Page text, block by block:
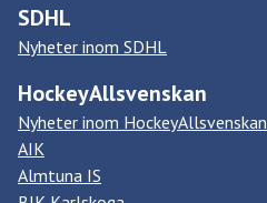
SDHL
Nyheter inom SDHL
HockeyAllsvenskan
Nyheter inom HockeyAllsvenskan
AIK
Almtuna IS